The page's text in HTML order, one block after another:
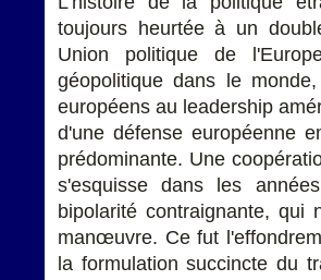
toujours heurtée à un
Union politique de
géopolitique dans le
européens au leadership
d'une défense européenne
prédominante. Une
s'esquisse dans les
bipolarité contraignante, qui
manœuvre. Ce fut
la formulation succincte du